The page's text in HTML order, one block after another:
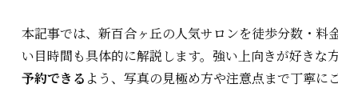
本記事では、新百合ヶ丘の人気サロンを徒歩分数・
い目時間も具体的に解説します。強い上向きが好きな
予約できる よう、写真の見極め方や注意点まで丁寧に